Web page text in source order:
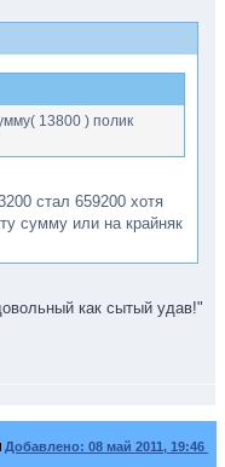
13800 ) полик
стал 659200 хотя
сумму или на крайняк
как сытый удав!"
Добавлено: 08 май 2011, 19:46